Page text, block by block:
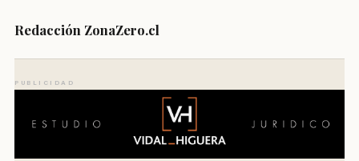
Redacción ZonaZero.cl
PUBLICIDAD